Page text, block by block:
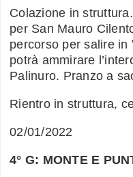
Colazione in
per San Mauro
percorso per salire in
potrà ammirare
Palinuro. Pranzo a
Rientro in struttura,
02/01/2022
4° G: MONTE E